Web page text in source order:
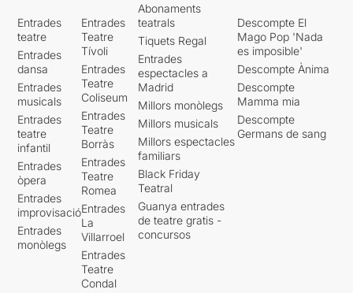
Entrades
teatre
Entrades
dansa
Entrades
musicals
Entrades
teatre
infantil
Entrades
òpera
Entrades
improvisació
Entrades
monòlegs
Entrades
Teatre
Tívoli
Entrades
Teatre
Coliseum
Entrades
Teatre
Borràs
Entrades
Teatre
Romea
Entrades
La
Villarroel
Entrades
Teatre
Condal
Abonaments
teatrals
Tiquets Regal
Entrades
espectacles a
Madrid
Millors monòlegs
Millors musicals
Millors espectacles
familiars
Black Friday
Teatral
Guanya entrades
de teatre gratis -
concursos
Descompte El
Mago Pop 'Nada
es imposible'
Descompte Ànima
Descompte
Mamma mia
Descompte
Germans de sang